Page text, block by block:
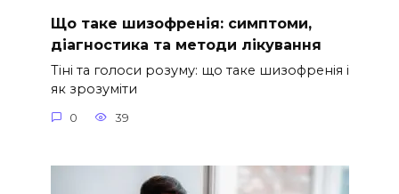
Що таке шизофренія: симптоми,
діагностика та методи лікування
Тіні та голоси розуму: що таке шизофренія і
як зрозуміти
0 39